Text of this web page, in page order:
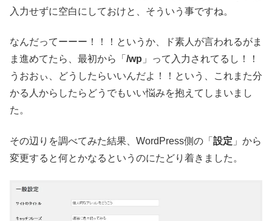
入力せずに空白にしておけと、そういう事ですね。
なんだってーーー！！！というか、ド素人が言われるがま
ま進めてたら、最初から「 /wp 」って入力されてるし！！
うおおぃ、どうしたらいいんだよ！！という、これまた分
かる人からしたらどうでもいい悩みを抱えてしまいまし
た。
その辺りを調べてみた結果、WordPress側の「 設定 」から
変更すると何とかなるというのにたどり着きました。